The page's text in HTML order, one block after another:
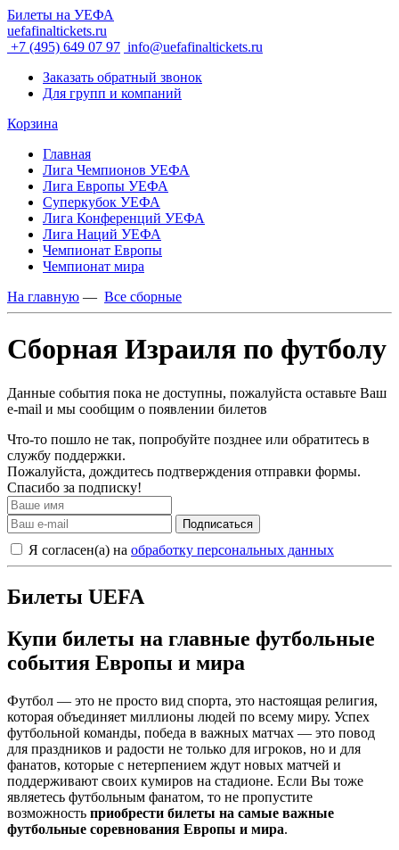
Билеты на УЕФА
uefafinaltickets.ru
+7 (495) 649 07 97 info@uefafinaltickets.ru
Заказать обратный звонок
Для групп и компаний
Корзина
Главная
Лига Чемпионов УЕФА
Лига Европы УЕФА
Суперкубок УЕФА
Лига Конференций УЕФА
Лига Наций УЕФА
Чемпионат Европы
Чемпионат мира
На главную — Все сборные
Сборная Израиля по футболу
Данные события пока не доступны, пожалуйста оставьте Ваш
e-mail и мы сообщим о появлении билетов
Что-то пошло не так, попробуйте позднее или обратитесь в
службу поддержки.
Пожалуйста, дождитесь подтверждения отправки формы.
Спасибо за подписку!
Подписаться
Я согласен(а) на обработку персональных данных
Билеты UEFA
Купи билеты на главные футбольные
события Европы и мира
Футбол — это не просто вид спорта, это настоящая религия,
которая объединяет миллионы людей по всему миру. Успех
футбольной команды, победа в важных матчах — это повод
для праздников и радости не только для игроков, но и для
фанатов, которые с нетерпением ждут новых матчей и
поддерживают своих кумиров на стадионе. Если Вы тоже
являетесь футбольным фанатом, то не пропустите
возможность приобрести билеты на самые важные
футбольные соревнования Европы и мира.